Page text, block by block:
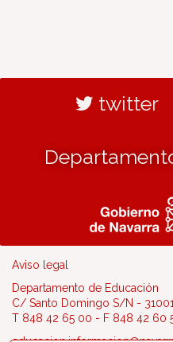
twitter
Aviso legal
Departamento de Educación
C/ Santo Domingo S/N -
T 848 42 65 00 - F 848 42 60